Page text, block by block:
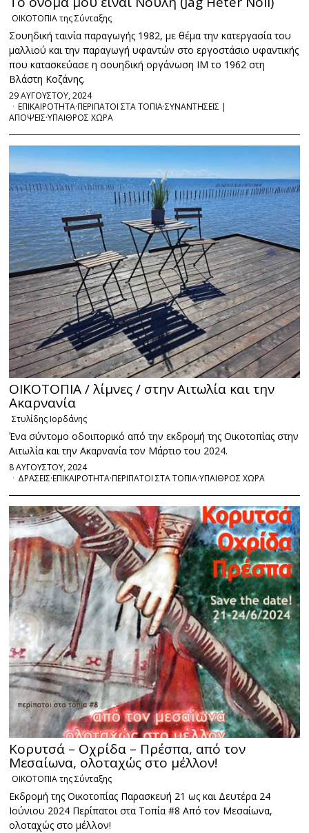
ΟΙΚΟΤΟΠΙΑ της Σύνταξης
Σουηδική ταινία παραγωγής 1982, με θέμα την κατεργασία του
μαλλιού και την παραγωγή υφαντών στο εργοστάσιο υφαντικής
που κατασκεύασε η σουηδική οργάνωση ΙΜ το 1962 στη
Βλάστη Κοζάνης.
29 ΑΥΓΟΥΣΤΟΥ, 2024
ΕΠΙΚΑΙΡΟΤΗΤΑ·ΠΕΡΙΠΑΤΟΙ ΣΤΑ ΤΟΠΙΑ·ΣΥΝΑΝΤΗΣΕΙΣ |
ΑΠΟΨΕΙΣ·ΥΠΑΙΘΡΟΣ ΧΩΡΑ
ΟΙΚΟΤΟΠΙΑ / λίμνες / στην Αιτωλία και την
Ακαρνανία
Στυλίδης Ιορδάνης
Ένα σύντομο οδοιπορικό από την εκδρομή της Οικοτοπίας στην
Αιτωλία και την Ακαρνανία τον Μάρτιο του 2024.
8 ΑΥΓΟΥΣΤΟΥ, 2024
ΔΡΑΣΕΙΣ·ΕΠΙΚΑΙΡΟΤΗΤΑ·ΠΕΡΙΠΑΤΟΙ ΣΤΑ ΤΟΠΙΑ·ΥΠΑΙΘΡΟΣ ΧΩΡΑ
Κορυτσά – Οχρίδα – Πρέσπα, από τον
Μεσαίωνα, ολοταχώς στο μέλλον!
ΟΙΚΟΤΟΠΙΑ της Σύνταξης
Εκδρομή της Οικοτοπίας Παρασκευή 21 ως και Δευτέρα 24
Ιούνιου 2024 Περίπατοι στα Τοπία #8 Από τον Μεσαίωνα,
ολοταχώς στο μέλλον!